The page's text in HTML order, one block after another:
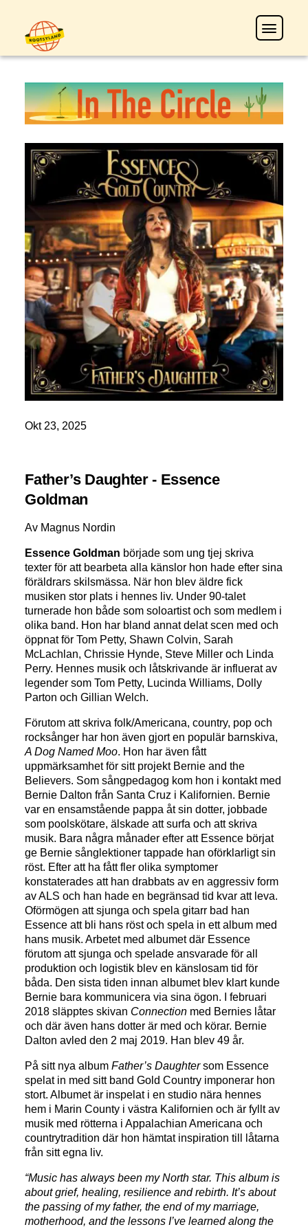
Okt 23, 2025
Father’s Daughter - Essence
Goldman
Av Magnus Nordin
Essence Goldman började som ung tjej skriva
texter för att bearbeta alla känslor hon hade efter sina
föräldrars skilsmässa. När hon blev äldre fick
musiken stor plats i hennes liv. Under 90-talet
turnerade hon både som soloartist och som medlem i
olika band. Hon har bland annat delat scen med och
öppnat för Tom Petty, Shawn Colvin, Sarah
McLachlan, Chrissie Hynde, Steve Miller och Linda
Perry. Hennes musik och låtskrivande är influerat av
legender som Tom Petty, Lucinda Williams, Dolly
Parton och Gillian Welch.
Förutom att skriva folk/Americana, country, pop och
rocksånger har hon även gjort en populär barnskiva,
A Dog Named Moo. Hon har även fått
uppmärksamhet för sitt projekt Bernie and the
Believers. Som sångpedagog kom hon i kontakt med
Bernie Dalton från Santa Cruz i Kalifornien. Bernie
var en ensamstående pappa åt sin dotter, jobbade
som poolskötare, älskade att surfa och att skriva
musik. Bara några månader efter att Essence börjat
ge Bernie sånglektioner tappade han oförklarligt sin
röst. Efter att ha fått fler olika symptomer
konstaterades att han drabbats av en aggressiv form
av ALS och han hade en begränsad tid kvar att leva.
Oförmögen att sjunga och spela gitarr bad han
Essence att bli hans röst och spela in ett album med
hans musik. Arbetet med albumet där Essence
förutom att sjunga och spelade ansvarade för all
produktion och logistik blev en känslosam tid för
båda. Den sista tiden innan albumet blev klart kunde
Bernie bara kommunicera via sina ögon. I februari
2018 släpptes skivan Connection med Bernies låtar
och där även hans dotter är med och körar. Bernie
Dalton avled den 2 maj 2019. Han blev 49 år.
På sitt nya albumFather’s Daughtersom Essence
spelat in med sitt band Gold Country imponerar hon
stort. Albumet är inspelat i en studio nära hennes
hem i Marin County i västra Kalifornien och är fyllt av
musik med rötterna i Appalachian Americana och
countrytradition där hon hämtat inspiration till låtarna
från sitt egna liv.
“Music has always been my North star. This album is
about grief, healing, resilience and rebirth. It’s about
the passing of my father, the end of my marriage,
motherhood, and the lessons I’ve learned along the